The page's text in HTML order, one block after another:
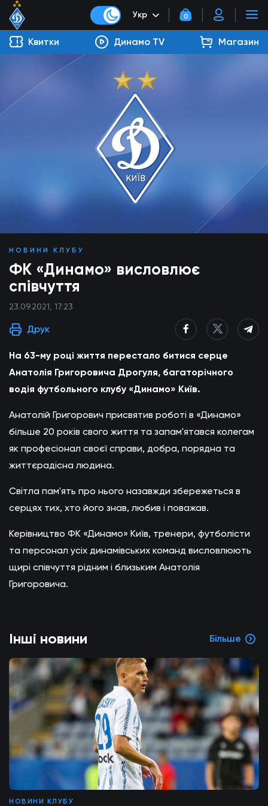
Укр 0
Квитки Динамо TV Магазин
НОВИНИ КЛУБУ
ФК «Динамо» висловлює
співчуття
23.09.2021, 17:23
Друк
На 63-му році життя перестало битися серце
Анатолія Григоровича Дрогуля, багаторічного
водія футбольного клубу «Динамо» Київ.
Анатолій Григорович присвятив роботі в «Динамо»
більше 20 років свого життя та запам'ятався колегам
як професіонал своєї справи, добра, порядна та
життєрадісна людина.
Світла пам'ять про нього назавжди збережеться в
серцях тих, хто його знав, любив і поважав.
Керівництво ФК «Динамо» Київ, тренери, футболісти
та персонал усіх динамівських команд висловлюють
щирі співчуття рідним і близьким Анатолія
Григоровича.
Інші новини Більше
НОВИНИ КЛУБУ